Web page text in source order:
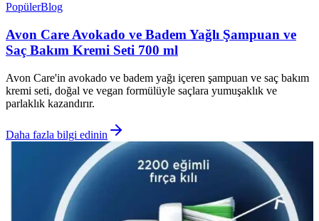
PopülerBlog
Avon Care Avokado ve Badem Yağlı Şampuan ve
Saç Bakım Kremi Seti 700 ml
Avon Care'in avokado ve badem yağı içeren şampuan ve saç bakım
kremi seti, doğal ve vegan formülüyle saçlara yumuşaklık ve
parlaklık kazandırır.
Daha fazla bilgi edinin